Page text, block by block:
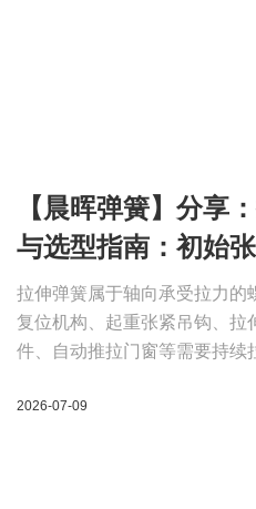
【晨晖弹簧】分享
与选型指南：初始
装注意事项
拉伸弹簧属于轴向承受拉力的
复位机构、起重张紧吊钩、拉
件、自动推拉门窗等需要持续
2026-07-09